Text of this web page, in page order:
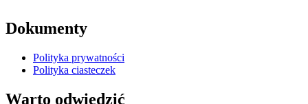
Dokumenty
Polityka prywatności
Polityka ciasteczek
Warto odwiedzić